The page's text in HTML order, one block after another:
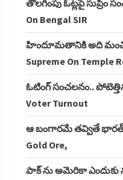
తొలగింపు ఓట్లపై సుప్రీం
On Bengal SIR
హిందూమతానికి అది
Supreme On Temple
ఓటింగ్ సంచలనం..
Voter Turnout
ఆ బంగారమే తవ్వితే భారత్
Gold Ore,
పాక్ ను అమెరికా ఎందుకు